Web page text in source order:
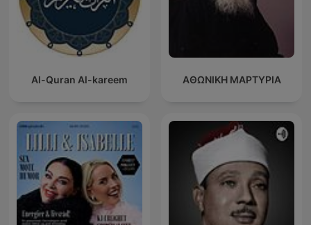
Al-Quran Al-kareem ΑΘΩΝΙΚΗ ΜΑΡΤΥΡΙΑ